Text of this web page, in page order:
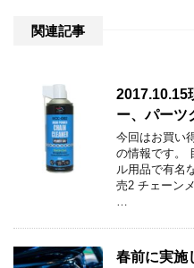
関連記事
2017.10.15
ー、パーツ
今回はお買い
の情報です。
ル用品で有名
売2 チェーン
春前に実施